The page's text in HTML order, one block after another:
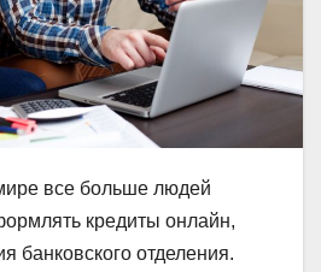
все больше людей
кредиты онлайн,
банковского отделения.